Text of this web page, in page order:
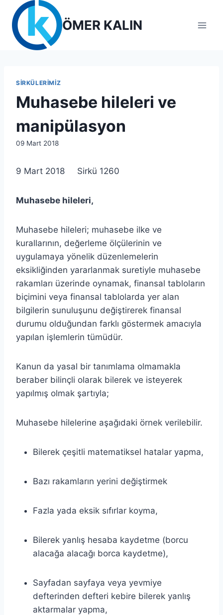
content
ÖMER KALIN
SIRKÜLERIMIZ
Muhasebe hileleri ve
manipülasyon
By
09 Mart 2018
9 Mart 2018 Sirkü 1260
Muhasebe hileleri,
Muhasebe hileleri; muhasebe ilke ve
kurallarının, değerleme ölçülerinin ve
uygulamaya yönelik düzenlemelerin
eksikliğinden yararlanmak suretiyle muhasebe
rakamları üzerinde oynamak, finansal tabloların
biçimini veya finansal tablolarda yer alan
bilgilerin sunuluşunu değiştirerek finansal
durumu olduğundan farklı göstermek amacıyla
yapılan işlemlerin tümüdür.
Kanun da yasal bir tanımlama olmamakla
beraber bilinçli olarak bilerek ve isteyerek
yapılmış olmak şartıyla;
Muhasebe hilelerine aşağıdaki örnek verilebilir.
Bilerek çeşitli matematiksel hatalar yapma,
Bazı rakamların yerini değiştirmek
Fazla yada eksik sıfırlar koyma,
Bilerek yanlış hesaba kaydetme (borcu
alacağa alacağı borca kaydetme),
Sayfadan sayfaya veya yevmiye
defterinden defteri kebire bilerek yanlış
aktarmalar yapma,